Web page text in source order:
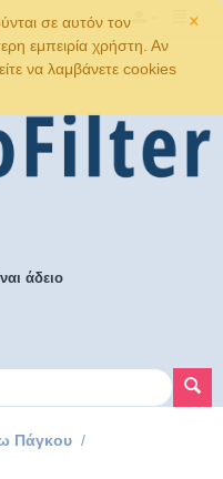
×
σε αυτόν τον
εμπειρία χρήστη. Αν
να λαμβάνετε cookies
άδειο
Πάγκου /